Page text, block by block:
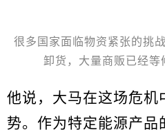
很多国家面临物资紧张的挑
卸货，大量商贩已经等
他说，大马在这场危机
势。作为特定能源产品